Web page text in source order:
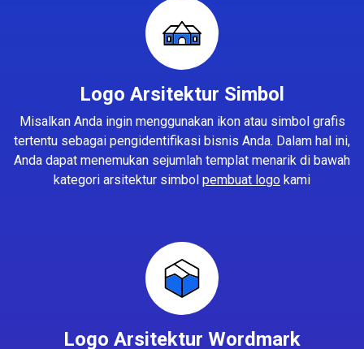
Logo Arsitektur Simbol
Misalkan Anda ingin menggunakan ikon atau simbol grafis
tertentu sebagai pengidentifikasi bisnis Anda. Dalam hal ini,
Anda dapat menemukan sejumlah templat menarik di bawah
kategori arsitektur simbol pembuat logo kami
Logo Arsitektur Wordmark